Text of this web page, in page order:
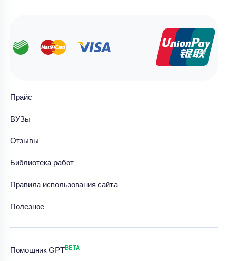
Прайс
ВУЗы
Отзывы
Библиотека работ
Правила использования сайта
Полезное
Помощник GPTBETA